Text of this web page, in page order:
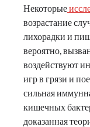
Некоторые
возрастание
лихорадки и
вероятно,
воздействуют
игр в грязи и
сильная
кишечных
доказанная